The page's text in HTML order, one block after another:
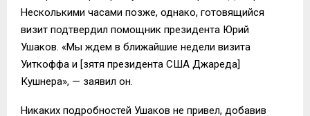
Несколькими часами позже, однако, готовящийся
визит подтвердил помощник президента Юрий
Ушаков. «Мы ждем в ближайшие недели визита
Уиткоффа и [зятя президента США Джареда]
Кушнера», — заявил он.
Никаких подробностей Ушаков не привел, добавив